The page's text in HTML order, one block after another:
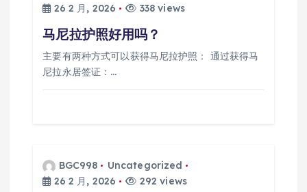
26 2 月, 2026
338 views
马尼拉护照好用吗？
主要有两种方式可以获得马尼拉护照： 通过获得马
尼拉永居签证：…
BGC998
Uncategorized
26 2 月, 2026
292 views